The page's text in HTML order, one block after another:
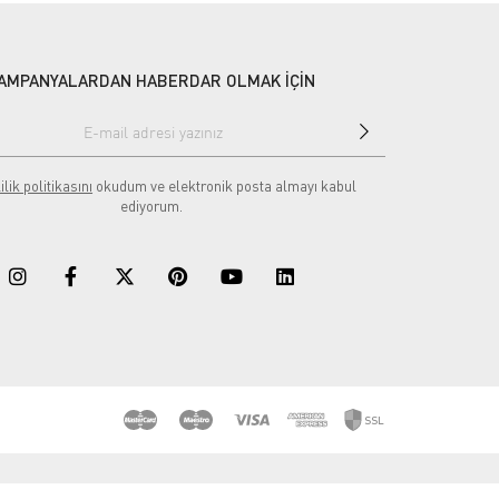
HABERDAR OLMAK İÇİN
politikasını okudum ve elektronik posta almayı kabul
ediyorum.